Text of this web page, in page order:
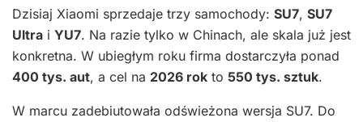
Dzisiaj Xiaomi sprzedaje trzy samochody: SU7, SU7
Ultra i YU7. Na razie tylko w Chinach, ale skala już jest
konkretna. W ubiegłym roku firma dostarczyła ponad
400 tys. aut, a cel na 2026 rok to 550 tys. sztuk.
W marcu zadebiutowała odświeżona wersja SU7. Do